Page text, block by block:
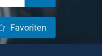
Favoriten